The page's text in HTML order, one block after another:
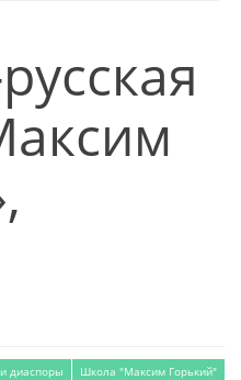
диаспоры Школа "Максим Горький"